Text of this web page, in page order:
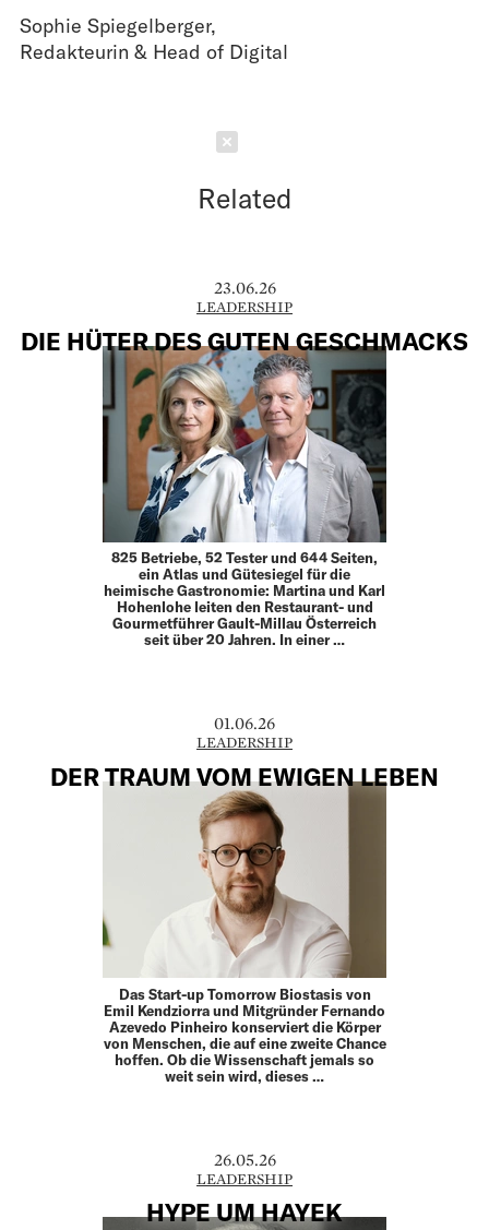
Sophie Spiegelberger,
Redakteurin & Head of Digital
Related
23.06.26
LEADERSHIP
DIE HÜTER DES GUTEN GESCHMACKS
825 Betriebe, 52 Tester und 644 Seiten,
ein Atlas und Gütesiegel für die
heimische Gastronomie: Martina und Karl
Hohenlohe leiten den Restaurant- und
Gourmet­führer Gault-Millau Österreich
seit über 20 Jahren. In einer …
01.06.26
LEADERSHIP
DER TRAUM VOM EWIGEN LEBEN
Das Start-up Tomorrow Biostasis von
Emil Kendziorra und Mitgründer Fernando
Azevedo Pinheiro konserviert die Körper
von Menschen, die auf eine zweite Chance
hoffen. Ob die Wissenschaft jemals so
weit sein wird, dieses …
26.05.26
LEADERSHIP
HYPE UM HAYEK